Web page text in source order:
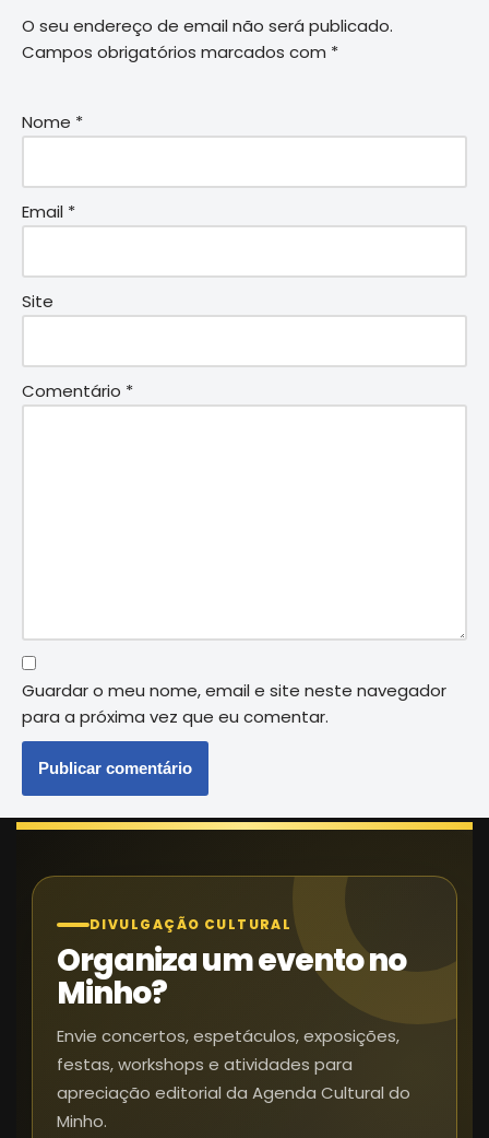
O seu endereço de email não será publicado.
Campos obrigatórios marcados com *
Nome *
Email *
Site
Comentário *
Guardar o meu nome, email e site neste navegador
para a próxima vez que eu comentar.
DIVULGAÇÃO CULTURAL
Organiza um evento no
Minho?
Envie concertos, espetáculos, exposições,
festas, workshops e atividades para
apreciação editorial da Agenda Cultural do
Minho.